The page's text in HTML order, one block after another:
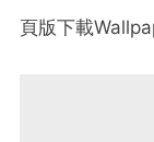
頁版下載